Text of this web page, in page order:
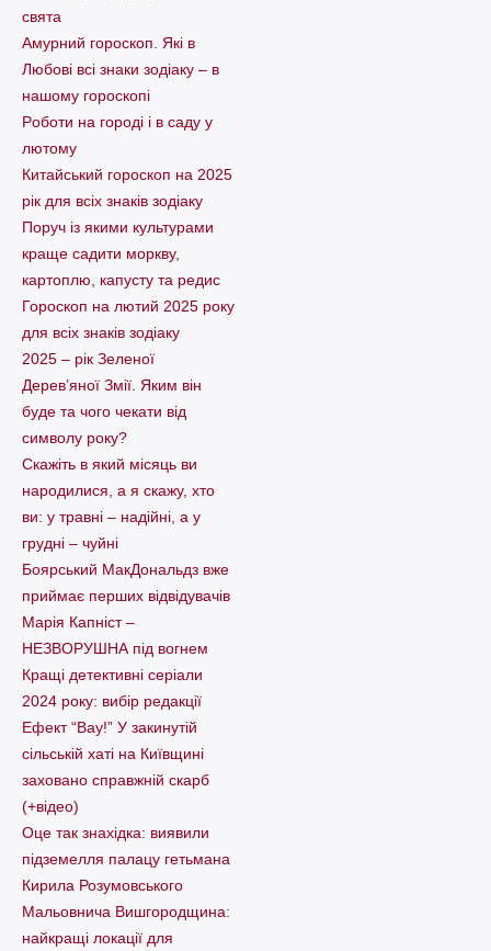
свята
Амурний гороскоп. Які в
Любові всі знаки зодіаку – в
нашому гороскопі
Pоботи на городі і в саду у
лютому
Китайський гороскоп на 2025
рік для всіх знаків зодіаку
Поруч із якими культурами
краще садити моркву,
картоплю, капусту та редис
Гороскоп на лютий 2025 року
для всіх знаків зодіаку
2025 – рік Зеленої
Дерев’яної Змії. Яким він
буде та чого чекати від
символу року?
Скажіть в який місяць ви
народилися, а я скажу, хто
ви: у травні – надійні, а у
грудні – чуйні
Боярський МакДональдз вже
приймає перших відвідувачів
Марія Капніст –
НЕЗВОРУШНА під вогнем
Кращі детективні серіали
2024 року: вибір редакції
Ефект “Вау!” У закинутій
сільській хаті на Київщині
заховано справжній скарб
(+відео)
Оце так знахідка: виявили
підземелля палацу гетьмана
Кирила Розумовського
Мальовнича Вишгородщина:
найкращі локації для